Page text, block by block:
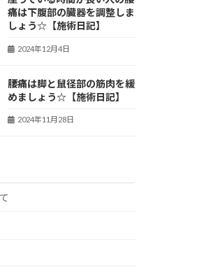
痛は下腹部の臓器を調整しま
しょう☆【施術日記】
2024年12月4日
腰痛は脚と鼠径部の筋肉を緩
めましょう☆【施術日記】
2024年11月28日